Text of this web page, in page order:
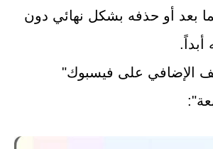
بعد أو حذفه بشكل نهائي دون
أبداً.
الإضافي على فيسبوك"